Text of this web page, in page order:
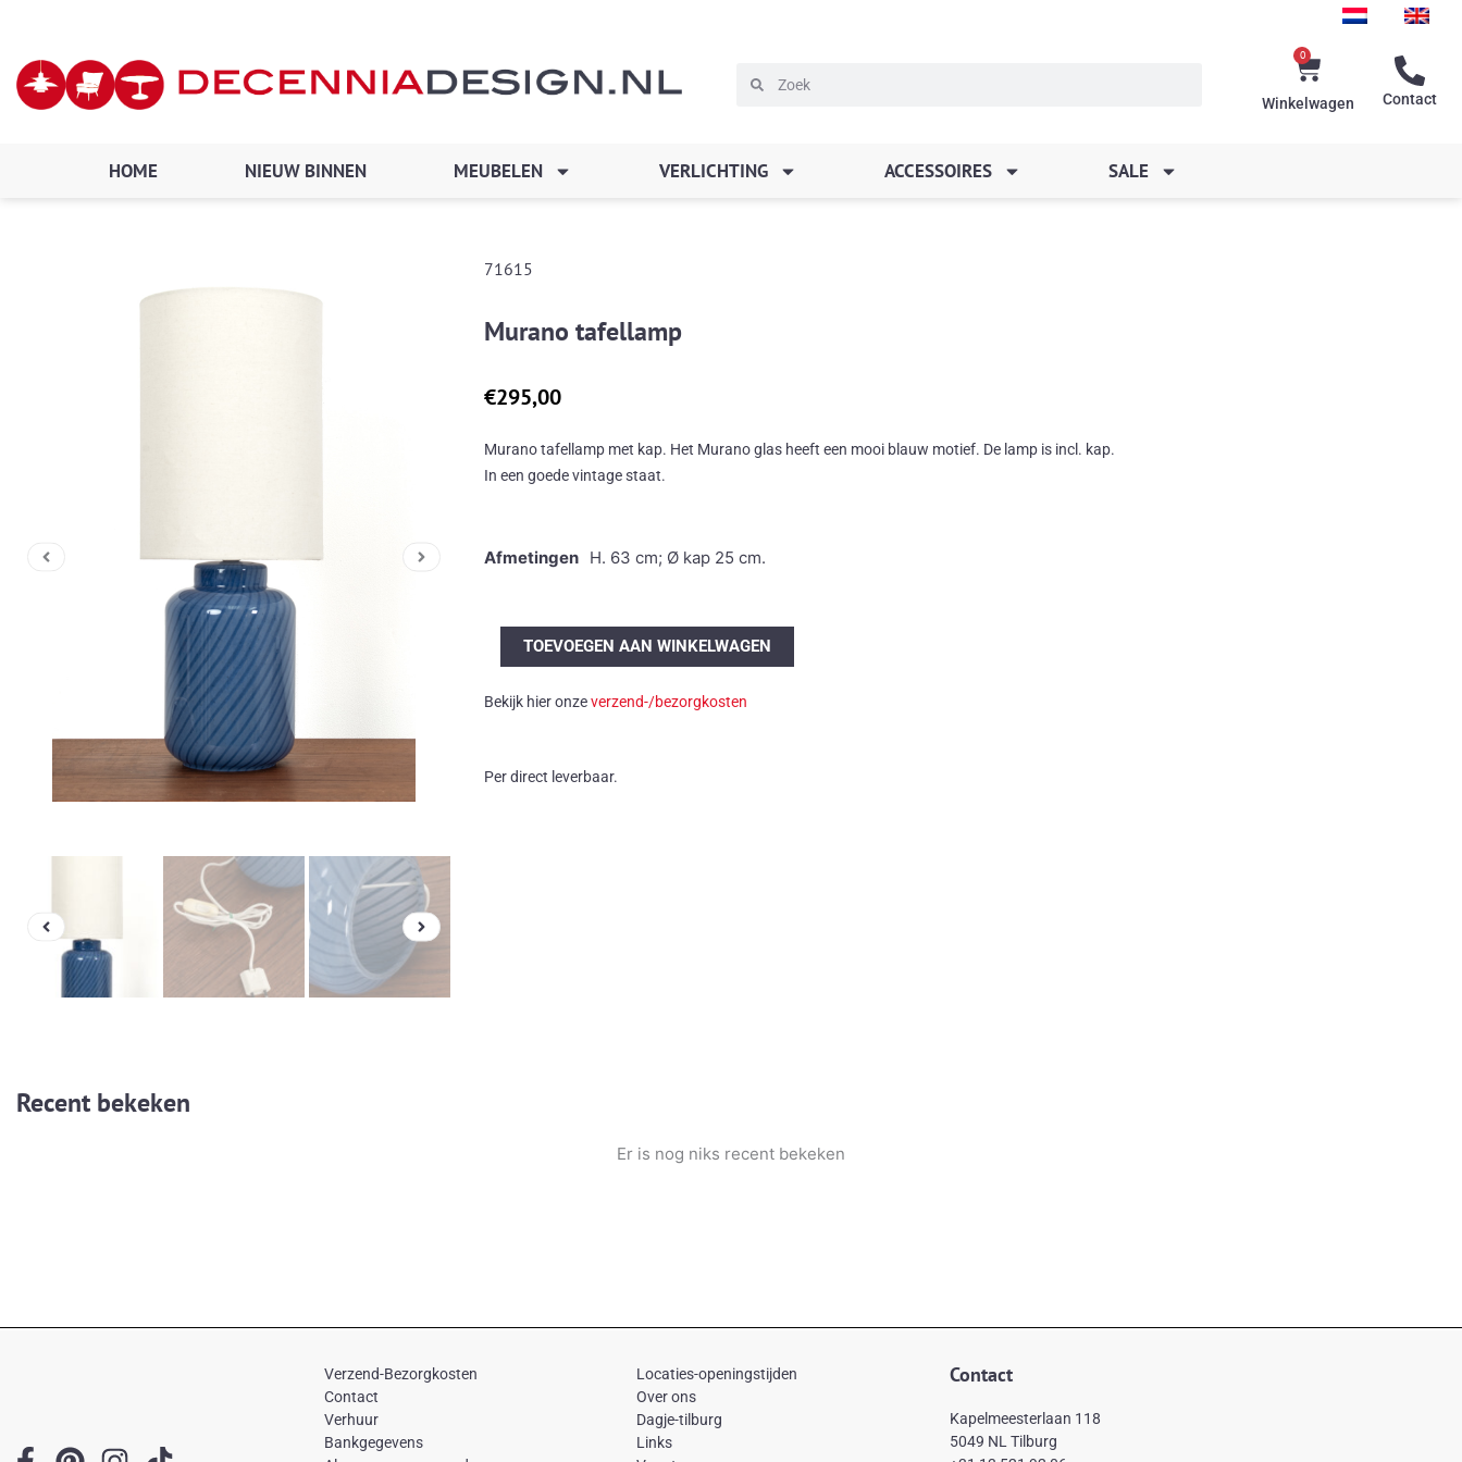
inhoud
ZoekenZoeken
0
Winkelwagen
Winkelwagen Contact
HOME NIEUW BINNEN MEUBELEN VERLICHTING ACCESSOIRES SALE
71615
Murano tafellamp
€295,00
Murano tafellamp met kap. Het Murano glas heeft een mooi blauw motief. De lamp is incl. kap.
In een goede vintage staat.
Afmetingen H. 63 cm; Ø kap 25 cm.
Murano
tafellamp
aantal
TOEVOEGEN AAN WINKELWAGEN
Bekijk hier onzeverzend-/bezorgkosten
Per direct leverbaar.
Recent bekeken
Er is nog niks recent bekeken
Verzend-Bezorgkosten
Contact
Verhuur
Bankgegevens
Locaties-openingstijden
Over ons
Dagje-tilburg
Links
Contact
Kapelmeesterlaan 118
5049 NL Tilburg